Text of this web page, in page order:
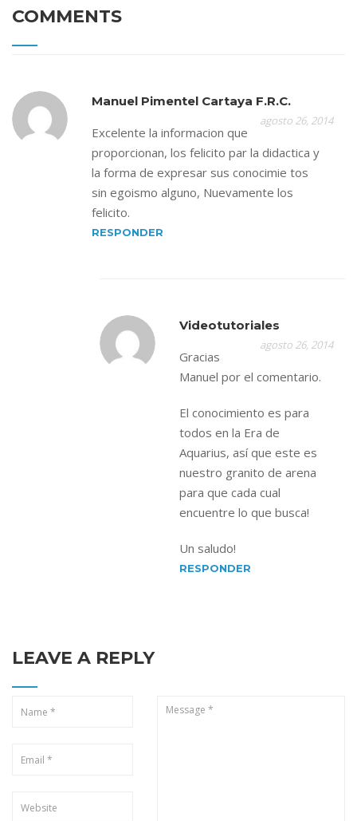
COMMENTS
Manuel Pimentel Cartaya F.R.C.
agosto 26, 2014
Excelente la informacion que
proporcionan, los felicito par la didactica y
la forma de expresar sus conocimie tos
sin egoismo alguno, Nuevamente los
felicito.
RESPONDER
Videotutoriales
agosto 26, 2014
Gracias
Manuel por el comentario.
El conocimiento es para
todos en la Era de
Aquarius, así que este es
nuestro granito de arena
para que cada cual
encuentre lo que busca!
Un saludo!
RESPONDER
LEAVE A REPLY